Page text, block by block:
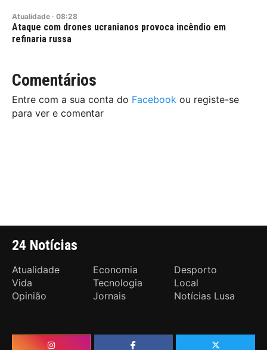
Atualidade · 08:28
Ataque com drones ucranianos provoca incêndio em
refinaria russa
Comentários
Entre com a sua conta do Facebook ou registe-se
para ver e comentar
24 Notícias
Atualidade Economia
Desporto
Vida
Tecnologia
Local
Opinião
Jornais Notícias Lusa